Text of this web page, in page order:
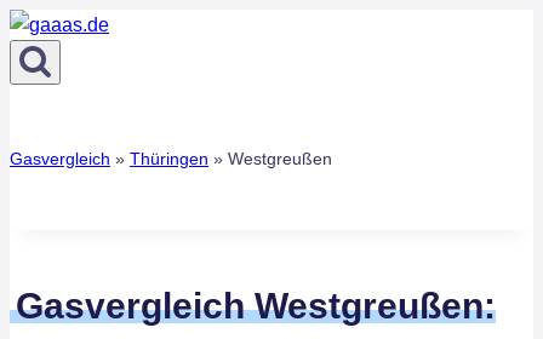
Zum
Inhalt
springen
Gasvergleich » Thüringen » Westgreußen
Gasvergleich Westgreußen: